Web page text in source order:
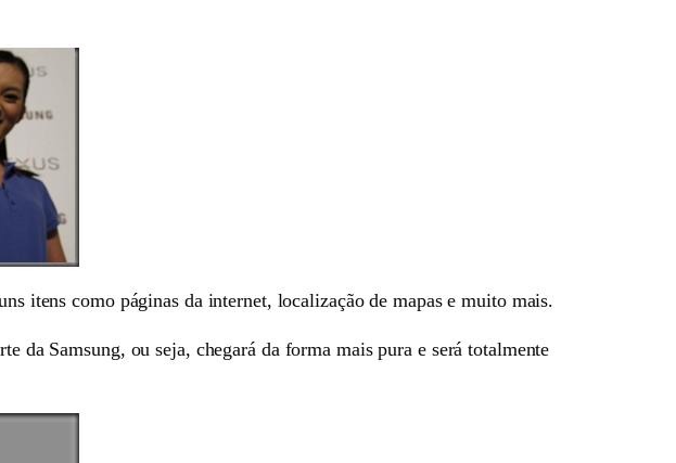
itens como páginas da internet, localização de mapas e muito mais.
da Samsung, ou seja, chegará da forma mais pura e será totalmente